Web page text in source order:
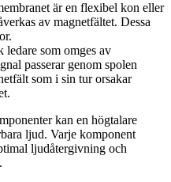
är en flexibel kon eller
av magnetfältet. Dessa
ledare som omges av
passerar genom spolen
som i sin tur orsakar
kan en högtalare
ljud. Varje komponent
ljudåtergivning och